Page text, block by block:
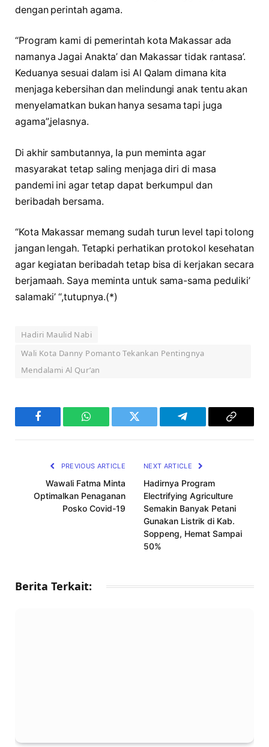
dengan perintah agama.
“Program kami di pemerintah kota Makassar ada
namanya Jagai Anakta’ dan Makassar tidak rantasa’.
Keduanya sesuai dalam isi Al Qalam dimana kita
menjaga kebersihan dan melindungi anak tentu akan
menyelamatkan bukan hanya sesama tapi juga
agama”,jelasnya.
Di akhir sambutannya, Ia pun meminta agar
masyarakat tetap saling menjaga diri di masa
pandemi ini agar tetap dapat berkumpul dan
beribadah bersama.
“Kota Makassar memang sudah turun level tapi tolong
jangan lengah. Tetapki perhatikan protokol kesehatan
agar kegiatan beribadah tetap bisa di kerjakan secara
berjamaah. Saya meminta untuk sama-sama peduliki’
salamaki’ “,tutupnya.(*)
Hadiri Maulid Nabi
Wali Kota Danny Pomanto Tekankan Pentingnya
Mendalami Al Qur’an
Facebook WhatsAppTwitter Telegram
Copy
PREVIOUS ARTICLE
Wawali Fatma Minta
Optimalkan Penaganan
Posko Covid-19
NEXT ARTICLE
Hadirnya Program
Electrifying Agriculture
Semakin Banyak Petani
Gunakan Listrik di Kab.
Soppeng, Hemat Sampai
50%
Berita Terkait: